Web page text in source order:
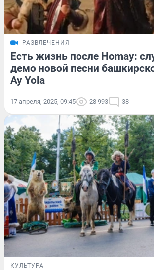
РАЗВЛЕЧЕНИЯ
Есть жизнь после Homay:
демо новой песни
Ay Yola
17 апреля, 2025, 09:45 28 993 38
КУЛЬТУРА